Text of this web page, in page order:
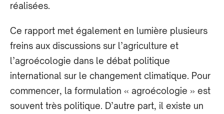
réalisées.
Ce rapport met également en lumière plusieurs
freins aux discussions sur l’agriculture et
l’agroécologie dans le débat politique
international sur le changement climatique. Pour
commencer, la formulation « agroécologie » est
souvent très politique. D’autre part, il existe un